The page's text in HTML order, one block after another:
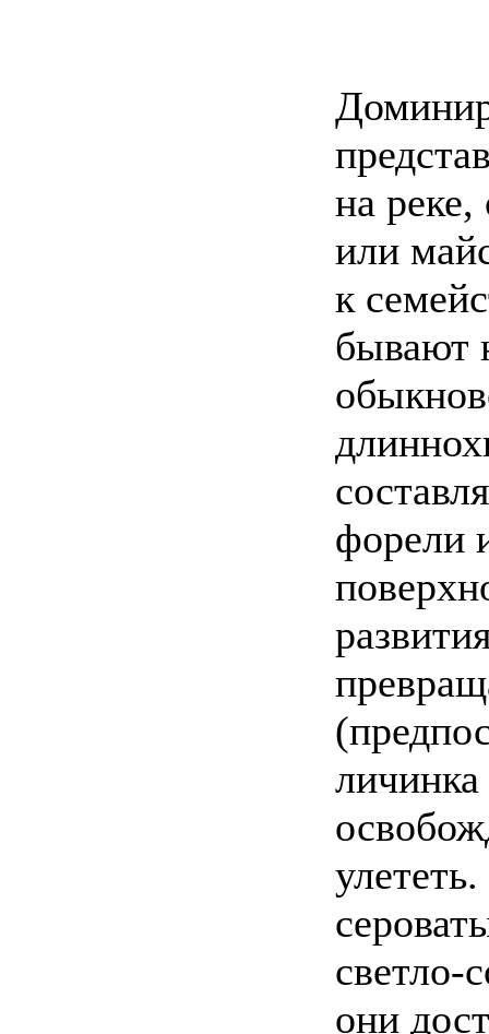
на
или
к
бывают
форели
светло-
они